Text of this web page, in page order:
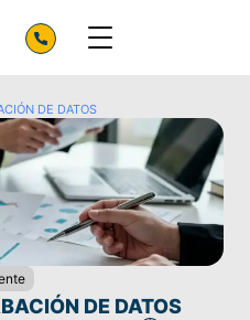
DE DATOS
DE DATOS